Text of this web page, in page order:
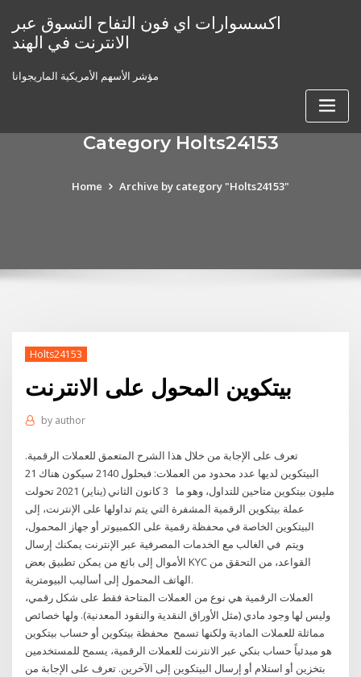
content
اكسسوارات اي فون التفاح التسوق عبر
الانترنت في الهند
مؤشر الأسهم الأمريكية الماريجوانا
Category Holts24153
Home Archive by category "Holts24153"
Holts24153
بيتكوين المحول على الانترنت
by author
تعرف على الإجابة من خلال هذا الشرح المتعمق للعملات الرقمية.
البيتكوين لديها عدد محدود من العملات: فبحلول 2140 سيكون هناك 21
مليون بيتكوين متاحين للتداول، وهو ما 3 كانون الثاني (يناير) 2021 تحولت
عملة بيتكوين الرقمية المشفرة التي يتم تداولها على الإنترنت، إلى
البيتكوين الخاصة في محفظة رقمية على الكمبيوتر أو جهاز المحمول،
ويتم في الغالب مع الخدمات المصرفية عبر الإنترنت يمكنك إرسال
الأموال إلى بائع من يمكن تطبيق بعض KYC القواعد، من التحقق من
الهاتف المحمول إلى أساليب البيومترية.
العملات الرقمية هي نوع من العملات المتاحة فقط على شكل رقمي،
وليس لها وجود مادي (مثل الأوراق النقدية والنقود المعدنية). ولها خصائص
مماثلة للعملات المادية ولكنها تسمح محفظة بيتكوين أو حساب بيتكوين
هو مبدئياً حساب بنكي عبر الانترنت للعملات الرقمية، يسمح للمستخدمين
بتخزين أو استلام أو إرسال البيتكوين إلى الآخرين. تعرف على الإجابة من